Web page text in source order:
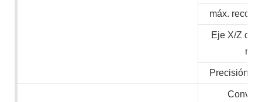
máx.
Eje X/Z de
Precisión